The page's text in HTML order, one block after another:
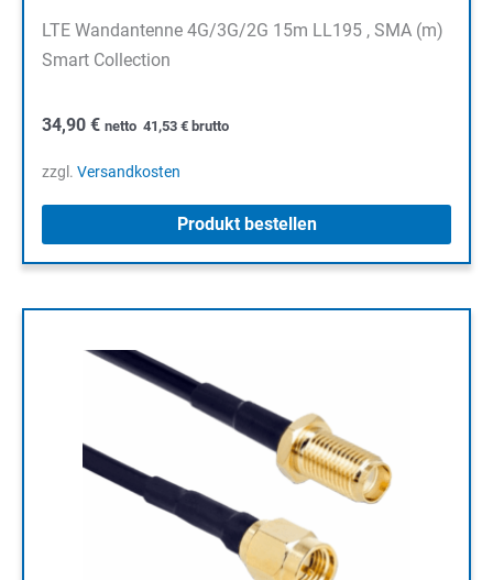
LTE Wandantenne 4G/3G/2G 15m LL195 , SMA (m)
Smart Collection
34,90 € netto 41,53 € brutto
zzgl. Versandkosten
Produkt bestellen